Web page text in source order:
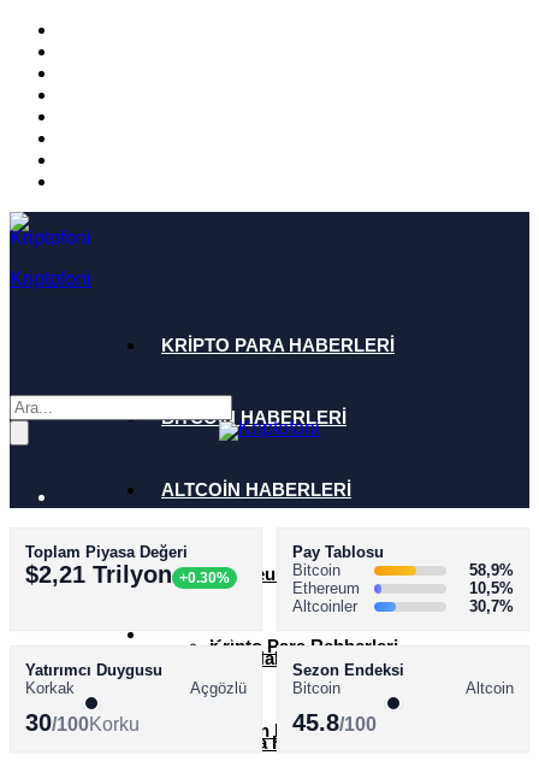
Kriptofoni
KRİPTO PARA HABERLERİ
BİTCOİN HABERLERİ
ALTCOİN HABERLERİ
Ethereum Haberleri
XRP Haberleri
Solana Haberleri
AKADEMİ
Kripto Para Rehberleri
Bitcoin Rehberleri
Toplam Piyasa Değeri
$2,21 Trilyon +0.30%
Pay Tablosu
Bitcoin
58,9%
Ethereum
10,5%
Altcoinler
30,7%
Yatırımcı Duygusu
Korkak
Açgözlü
30/100Korku
Sezon Endeksi
Bitcoin
Altcoin
45.8/100